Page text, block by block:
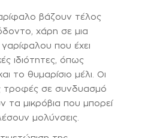
βάζουν τέλος
χάρη σε μια
που έχει
ιδιότητες, όπως
το θυμαρίσιο μέλι. Οι
τροφές σε συνδυασμό
τα μικρόβια που μπορεί
μολύνσεις.